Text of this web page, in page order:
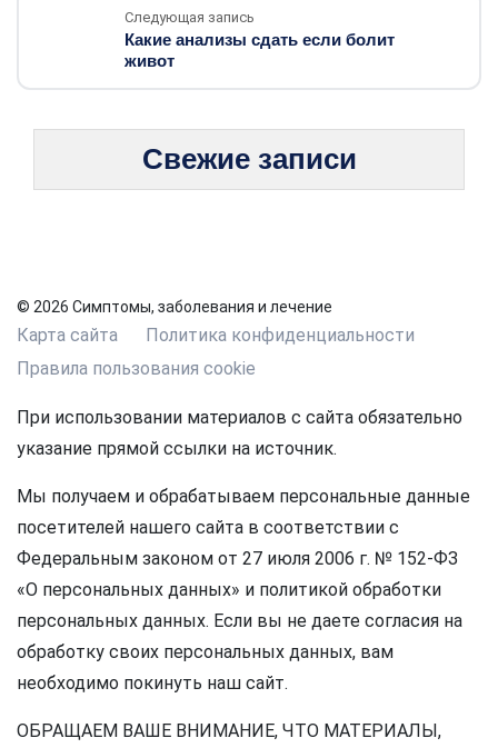
Следующая запись
Какие анализы сдать если болит
живот
Свежие записи
© 2026 Симптомы, заболевания и лечение
Карта сайта
Политика конфиденциальности
Правила пользования cookie
При использовании материалов с сайта обязательно
указание прямой ссылки на источник.
Мы получаем и обрабатываем персональные данные
посетителей нашего сайта в соответствии с
Федеральным законом от 27 июля 2006 г. № 152-ФЗ
«О персональных данных» и политикой обработки
персональных данных. Если вы не даете согласия на
обработку своих персональных данных, вам
необходимо покинуть наш сайт.
ОБРАЩАЕМ ВАШЕ ВНИМАНИЕ, ЧТО МАТЕРИАЛЫ,